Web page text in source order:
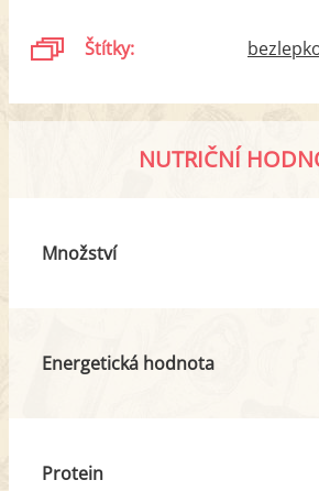
Štítky:
NUTRIČNÍ
Množství
Energetická hodnota
Protein